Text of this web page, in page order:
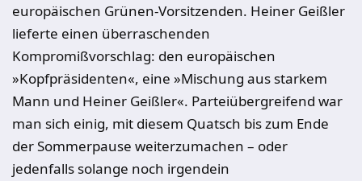
europäischen Grünen-Vorsitzenden. Heiner Geißler
lieferte einen überraschenden
Kompromißvorschlag: den europäischen
»Kopfpräsidenten«, eine »Mischung aus starkem
Mann und Heiner Geißler«. Parteiübergreifend war
man sich einig, mit diesem Quatsch bis zum Ende
der Sommerpause weiterzumachen – oder
jedenfalls solange noch irgendein